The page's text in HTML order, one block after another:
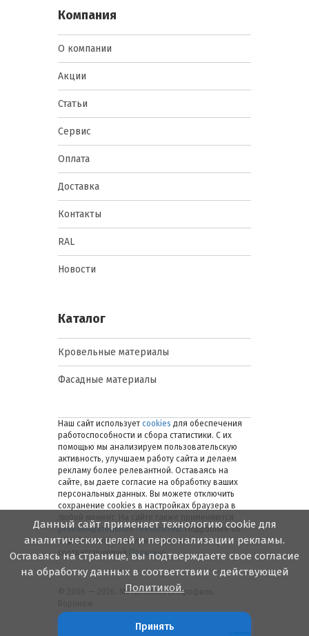
Компания
О компании
Акции
Статьи
Сервис
Оплата
Доставка
Контакты
RAL
Новости
Каталог
Кровельные материалы
Фасадные материалы
Наш сайт использует cookies для обеспечения
работоспособности и сбора статистики. С их
помощью мы анализируем пользовательскую
активность, улучшаем работу сайта и делаем
рекламу более релевантной. Оставаясь на
сайте, вы даете согласие на обработку ваших
персональных данных. Вы можете отключить
сохранение cookies в настройках браузера в
рекомендательные технологии. Подробнее об
обработке персональных данных — в
соответствующей
Политике.
© 2006 — 2026. Металлинвест Профиль.
Данный сайт применяет технологию cookie для
аналитических целей и персонализации рекламы.
Оставаясь на странице, вы подтверждаете свое согласие
на обработку данных в соответствии с действующей
Политикой.
Принять